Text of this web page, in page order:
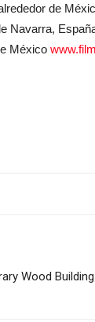
de
Navarra,
México
Wood